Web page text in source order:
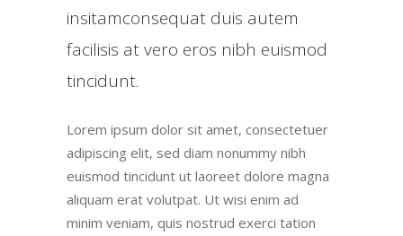
insitamconsequat duis autem
facilisis at vero eros nibh euismod
tincidunt.
Lorem ipsum dolor sit amet, consectetuer
adipiscing elit, sed diam nonummy nibh
euismod tincidunt ut laoreet dolore magna
aliquam erat volutpat. Ut wisi enim ad
minim veniam, quis nostrud exerci tation